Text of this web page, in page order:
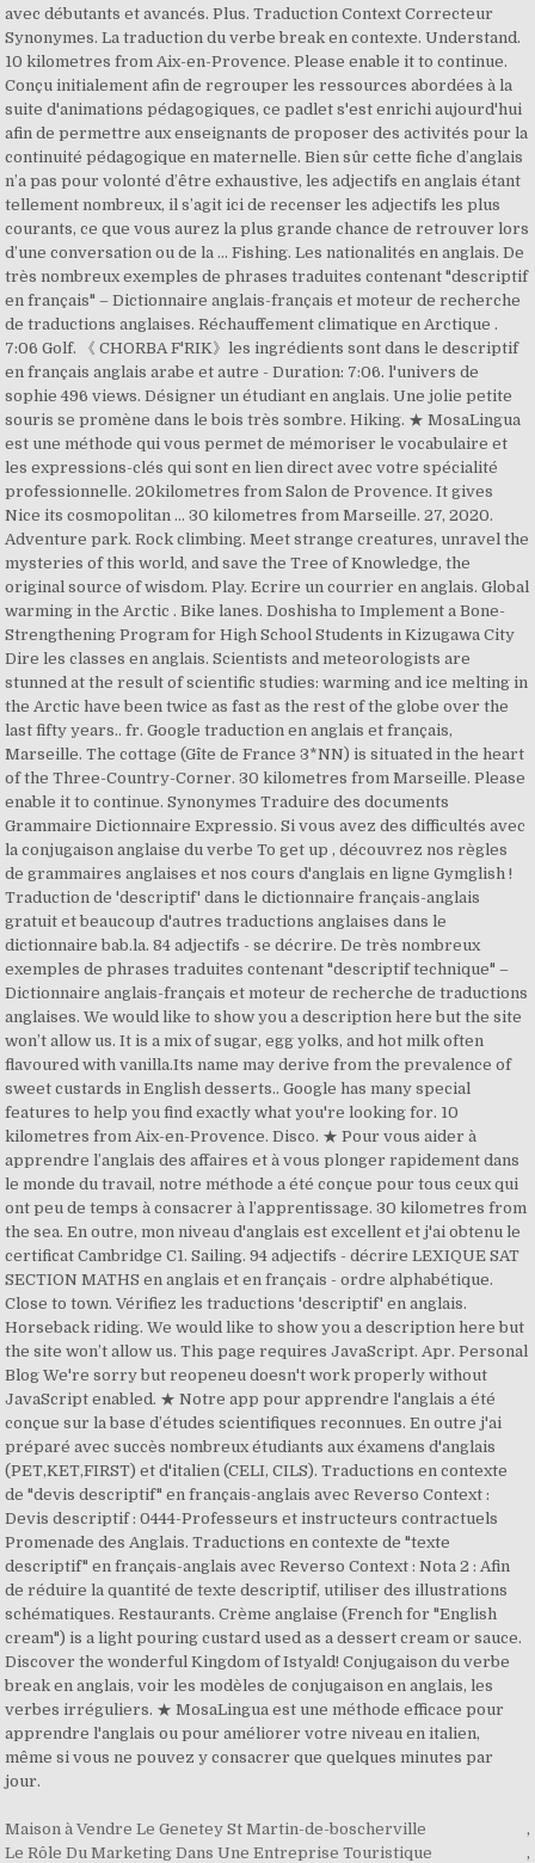
avec débutants et avancés. Plus. Traduction Context Correcteur
Synonymes. La traduction du verbe break en contexte. Understand.
10 kilometres from Aix-en-Provence. Please enable it to continue.
Conçu initialement afin de regrouper les ressources abordées à la
suite d'animations pédagogiques, ce padlet s'est enrichi aujourd'hui
afin de permettre aux enseignants de proposer des activités pour la
continuité pédagogique en maternelle. Bien sûr cette fiche d’anglais
n’a pas pour volonté d’être exhaustive, les adjectifs en anglais étant
tellement nombreux, il s’agit ici de recenser les adjectifs les plus
courants, ce que vous aurez la plus grande chance de retrouver lors
d’une conversation ou de la … Fishing. Les nationalités en anglais. De
très nombreux exemples de phrases traduites contenant "descriptif
en français" – Dictionnaire anglais-français et moteur de recherche
de traductions anglaises. Réchauffement climatique en Arctique .
7:06 Golf. 《 CHORBA F'RIK》les ingrédients sont dans le descriptif
en français anglais arabe et autre - Duration: 7:06. l'univers de
sophie 496 views. Désigner un étudiant en anglais. Une jolie petite
souris se promène dans le bois très sombre. Hiking. ★ MosaLingua
est une méthode qui vous permet de mémoriser le vocabulaire et
les expressions-clés qui sont en lien direct avec votre spécialité
professionnelle. 20kilometres from Salon de Provence. It gives
Nice its cosmopolitan … 30 kilometres from Marseille. 27, 2020.
Adventure park. Rock climbing. Meet strange creatures, unravel the
mysteries of this world, and save the Tree of Knowledge, the
original source of wisdom. Play. Ecrire un courrier en anglais. Global
warming in the Arctic . Bike lanes. Doshisha to Implement a Bone-
Strengthening Program for High School Students in Kizugawa City
Dire les classes en anglais. Scientists and meteorologists are
stunned at the result of scientific studies: warming and ice melting in
the Arctic have been twice as fast as the rest of the globe over the
last fifty years.. fr. Google traduction en anglais et français,
Marseille. The cottage (Gîte de France 3*NN) is situated in the heart
of the Three-Country-Corner. 30 kilometres from Marseille. Please
enable it to continue. Synonymes Traduire des documents
Grammaire Dictionnaire Expressio. Si vous avez des difficultés avec
la conjugaison anglaise du verbe To get up , découvrez nos règles
de grammaires anglaises et nos cours d'anglais en ligne Gymglish !
Traduction de 'descriptif' dans le dictionnaire français-anglais
gratuit et beaucoup d'autres traductions anglaises dans le
dictionnaire bab.la. 84 adjectifs - se décrire. De très nombreux
exemples de phrases traduites contenant "descriptif technique" –
Dictionnaire anglais-français et moteur de recherche de traductions
anglaises. We would like to show you a description here but the site
won’t allow us. It is a mix of sugar, egg yolks, and hot milk often
flavoured with vanilla.Its name may derive from the prevalence of
sweet custards in English desserts.. Google has many special
features to help you find exactly what you're looking for. 10
kilometres from Aix-en-Provence. Disco. ★ Pour vous aider à
apprendre l’anglais des affaires et à vous plonger rapidement dans
le monde du travail, notre méthode a été conçue pour tous ceux qui
ont peu de temps à consacrer à l’apprentissage. 30 kilometres from
the sea. En outre, mon niveau d'anglais est excellent et j'ai obtenu le
certificat Cambridge C1. Sailing. 94 adjectifs - décrire LEXIQUE SAT
SECTION MATHS en anglais et en français - ordre alphabétique.
Close to town. Vérifiez les traductions 'descriptif' en anglais.
Horseback riding. We would like to show you a description here but
the site won’t allow us. This page requires JavaScript. Apr. Personal
Blog We're sorry but reopeneu doesn't work properly without
JavaScript enabled. ★ Notre app pour apprendre l'anglais a été
conçue sur la base d’études scientifiques reconnues. En outre j'ai
préparé avec succès nombreux étudiants aux éxamens d'anglais
(PET,KET,FIRST) et d'italien (CELI, CILS). Traductions en contexte
de "devis descriptif" en français-anglais avec Reverso Context :
Devis descriptif : 0444-Professeurs et instructeurs contractuels
Promenade des Anglais. Traductions en contexte de "texte
descriptif" en français-anglais avec Reverso Context : Nota 2 : Afin
de réduire la quantité de texte descriptif, utiliser des illustrations
schématiques. Restaurants. Crème anglaise (French for "English
cream") is a light pouring custard used as a dessert cream or sauce.
Discover the wonderful Kingdom of Istyald! Conjugaison du verbe
break en anglais, voir les modèles de conjugaison en anglais, les
verbes irréguliers. ★ MosaLingua est une méthode efficace pour
apprendre l'anglais ou pour améliorer votre niveau en italien,
même si vous ne pouvez y consacrer que quelques minutes par
jour.
Maison à Vendre Le Genetey St Martin-de-boscherville
,
Le Rôle Du Marketing Dans Une Entreprise Touristique
,